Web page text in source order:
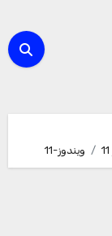
ويندوز-11